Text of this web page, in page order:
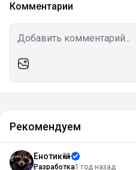
Комментарии
Рекомендуем
Енотик🦝
Разработка1 год назад